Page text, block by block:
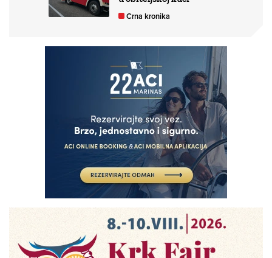
Crna kronika